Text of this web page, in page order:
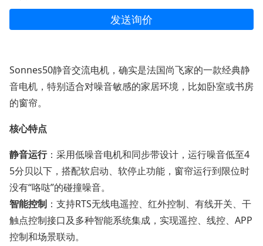
发送询价
Sonnes50静音交流电机，确实是法国尚飞家的一款经典静
音电机，特别适合对噪音敏感的家居环境，比如卧室或书房
的窗帘。
核心特点
静音运行‌：采用低噪音电机和同步带设计，运行噪音低至4
5分贝以下，搭配软启动、软停止功能，窗帘运行到限位时
没有“咯哒”的碰撞噪音。
智能控制 ‌：支持RTS无线电遥控、红外控制、有线开关、干
触点控制接口及多种智能系统集成，实现遥控、线控、APP
控制和场景联动。